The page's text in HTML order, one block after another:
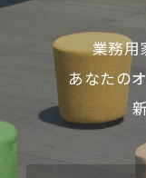
業務用
あなたの